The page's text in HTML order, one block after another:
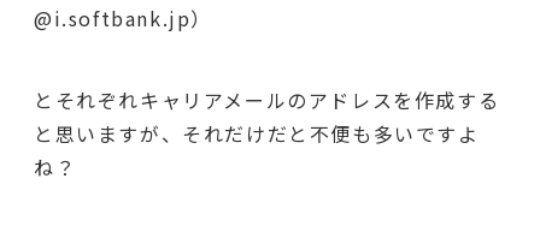
@i.softbank.jp）
とそれぞれキャリアメールのアドレスを作成する
と思いますが、それだけだと不便も多いですよ
ね？